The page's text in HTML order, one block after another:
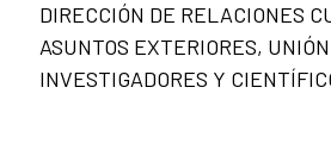
DIRECCIÓN DE RELACIONES
ASUNTOS EXTERIORES,
INVESTIGADORES Y